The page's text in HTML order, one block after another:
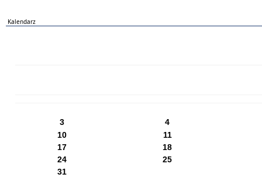
Kalendarz
3
4
10
11
17
18
24
25
31